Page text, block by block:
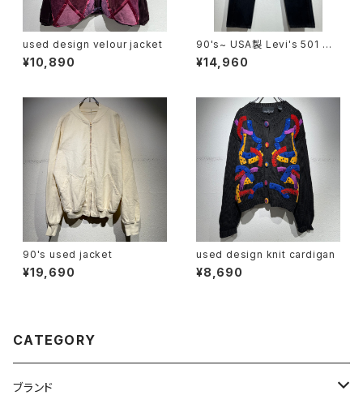
used design velour jacket
¥10,890
90's~ USA製 Levi's 501 W3
0×L32
¥14,960
90's used jacket
¥19,690
used design knit cardigan
¥8,690
CATEGORY
ブランド